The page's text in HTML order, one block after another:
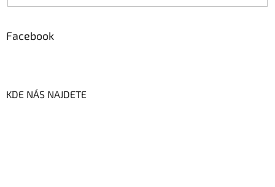
Facebook
KDE NÁS NAJDETE